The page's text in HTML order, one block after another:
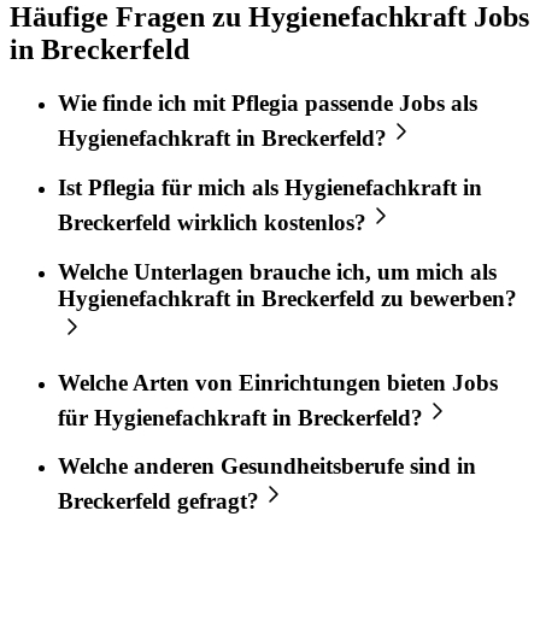
Häufige Fragen zu Hygienefachkraft Jobs
in Breckerfeld
Wie finde ich mitPflegia passende Jobs als
Hygienefachkraftin Breckerfeld?
Ist Pflegia für mich als Hygienefachkraft in
Breckerfeld wirklich kostenlos?
Welche Unterlagen brauche ich, um mich als
Hygienefachkraft in Breckerfeld zu bewerben?
Welche Arten von Einrichtungen bieten Jobs
für Hygienefachkraft in Breckerfeld?
Welche anderen Gesundheitsberufe sind in
Breckerfeld gefragt?